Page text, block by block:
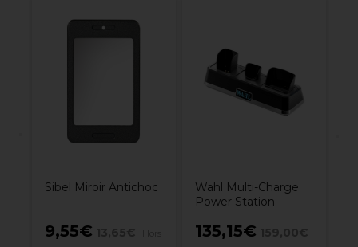
Sibel Miroir Antichoc
9,55€
Wahl Multi-Charge
Power Station
135,15€